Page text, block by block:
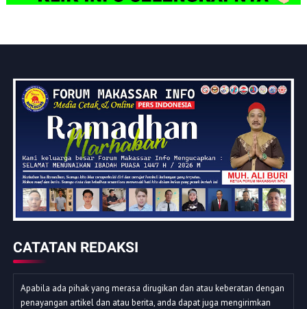
CATATAN REDAKSI
Apabila ada pihak yang merasa dirugikan dan atau keberatan dengan
penayangan artikel dan atau berita, anda dapat juga mengirimkan